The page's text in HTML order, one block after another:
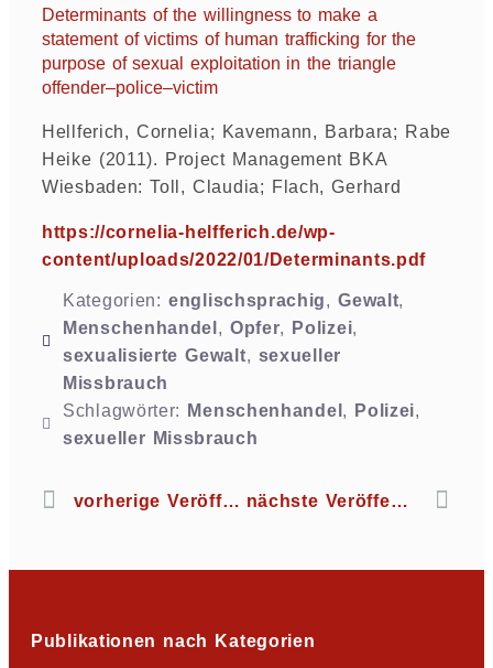
Determinants of the willingness to make a
statement of victims of human trafficking for the
purpose of sexual exploitation in the triangle
offender–police–victim
Hellferich, Cornelia; Kavemann, Barbara; Rabe
Heike (2011). Project Management BKA
Wiesbaden: Toll, Claudia; Flach, Gerhard
https://cornelia-helfferich.de/wp-
content/uploads/2022/01/Determinants.pdf
Kategorien: englischsprachig,Gewalt,
Menschenhandel , Opfer, Polizei,
sexualisierte Gewalt, sexueller
Missbrauch
Schlagwörter:
Menschenhandel , Polizei,
sexueller Missbrauch
vorherige Veröffentlichung nächste Veröffentlichung
Publikationen nach Kategorien